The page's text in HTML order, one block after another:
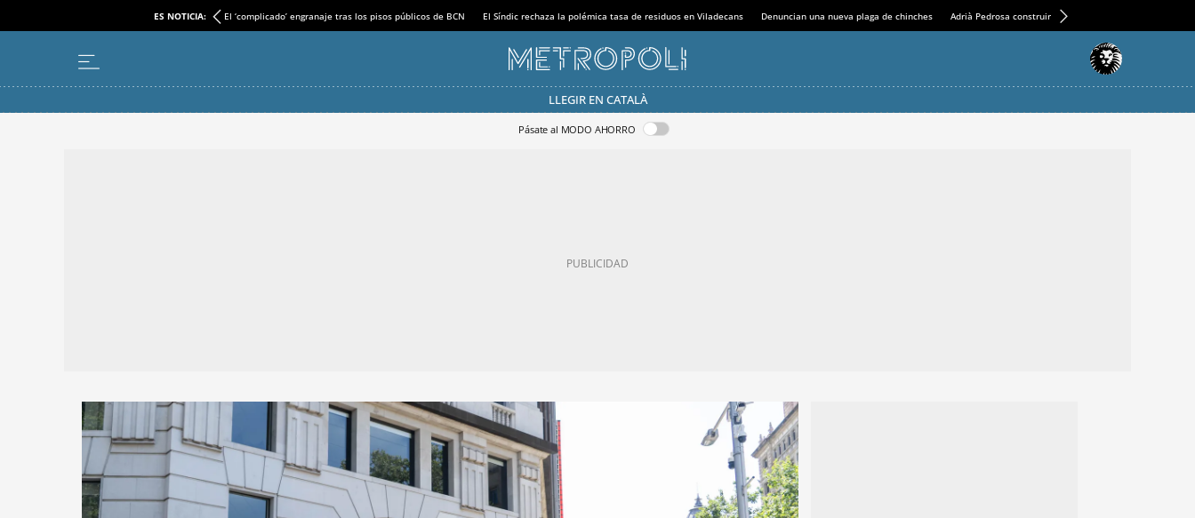
ES NOTICIA: El ‘complicado’ engranaje tras los pisos públicos de BCN El Síndic rechaza la polémica tasa de residuos en Viladecans Denuncian una nueva plaga de chinches Adrià Pedrosa construirá la nueva residencia en el
LLEGIR EN CATALÀ
Pásate al MODO AHORRO